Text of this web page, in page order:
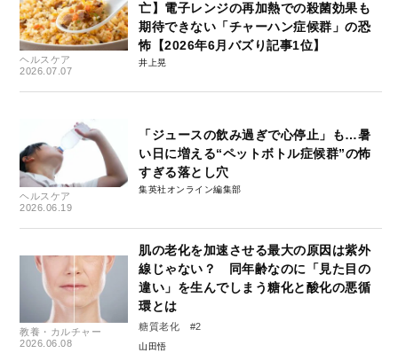
ヘルスケア
2026.07.07
亡】電子レンジの再加熱での殺菌効果も
期待できない「チャーハン症候群」の恐
怖【2026年6月バズり記事1位】
井上晃
ヘルスケア
2026.06.19
「ジュースの飲み過ぎで心停止」も…暑
い日に増える“ペットボトル症候群”の怖
すぎる落とし穴
集英社オンライン編集部
教養・カルチャー
2026.06.08
肌の老化を加速させる最大の原因は紫外
線じゃない？ 同年齢なのに「見た目の
違い」を生んでしまう糖化と酸化の悪循
環とは
糖質老化 #2
山田悟